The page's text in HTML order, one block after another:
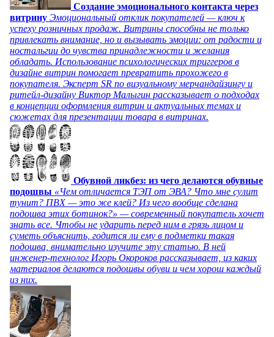
Создание эмоционального контакта через
витрину Эмоциональный отклик покупателей — ключ к
успеху розничных продаж. Витрины способны не только
привлекать внимание, но и вызывать эмоции: от радости и
ностальгии до чувства принадлежности и желания
обладать. Использование психологических триггеров в
дизайне витрин помогает превратить прохожего в
покупателя. Эксперт SR по визуальному мерчандайзингу и
ритейл-дизайну Виктор Малыгин рассказывает о подходах
в концепции оформления витрин и актуальных темах и
сюжетах для презентации товара в витринах.
Обувной ликбез: из чего делаются обувные
подошвы «Чем отличается ТЭП от ЭВА? Что мне сулит
тунит? ПВХ — это же клей? Из чего вообще сделана
подошва этих ботинок?» — современный покупатель хочет
знать все. Чтобы не ударить перед ним в грязь лицом и
суметь объяснить, годится ли ему в подметки такая
подошва, внимательно изучите эту статью. В ней
инженер-технолог Игорь Окороков рассказывает, из каких
материалов делаются подошвы обуви и чем хорош каждый
из них.